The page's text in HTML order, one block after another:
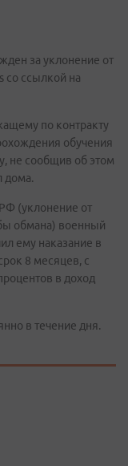
за уклонение от
со ссылкой на
по контракту
обучения
не сообщив об этом
дома.
РФ (уклонение от
обмана) военный
ему наказание в
8 месяцев, с
в доход
в течение дня.